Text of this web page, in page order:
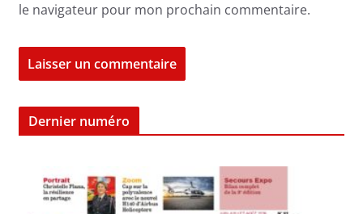
le navigateur pour mon prochain commentaire.
Dernier numéro